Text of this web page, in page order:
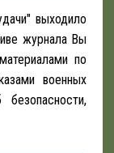
выходило
журнала Вы
по
военных